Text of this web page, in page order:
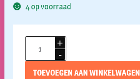
4 op voorraad
Microfoon
goud
TOEVOEGEN AAN WINKELWAGEN